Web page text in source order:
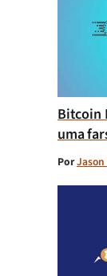
Bitcoin
uma
Por